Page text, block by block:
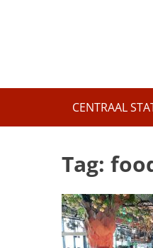
CENTRAAL
naar:
Tag: